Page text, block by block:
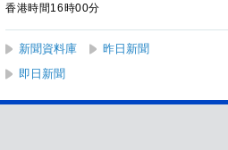
香港時間16時00分
新聞資料庫 昨日新聞
即日新聞